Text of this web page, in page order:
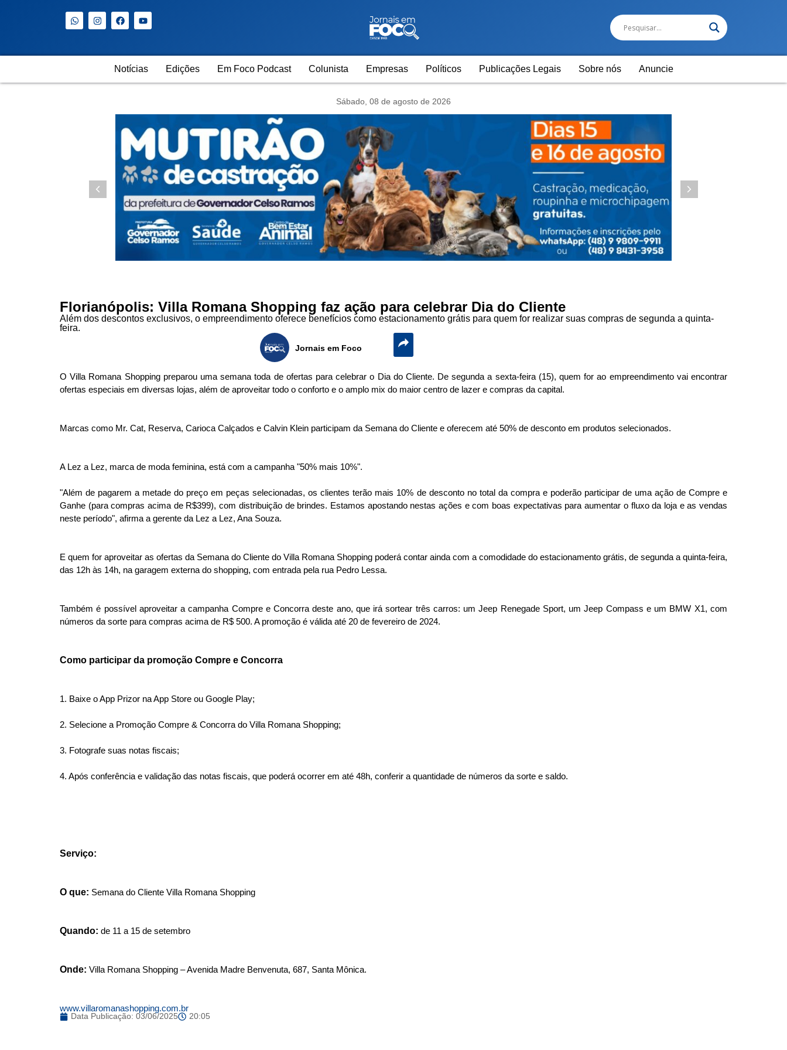
Notícias Edições Em Foco Podcast Colunista Empresas Políticos Publicações Legais Sobre nós Anuncie
Sábado, 08 de agosto de 2026
Florianópolis: Villa Romana Shopping faz ação para celebrar Dia do Cliente
Além dos descontos exclusivos, o empreendimento oferece benefícios como estacionamento grátis para quem for realizar suas compras de segunda a quinta-
feira.
Jornais em Foco
O Villa Romana Shopping preparou uma semana toda de ofertas para celebrar o Dia do Cliente. De segunda a sexta-feira (15), quem for ao empreendimento vai encontrar
ofertas especiais em diversas lojas, além de aproveitar todo o conforto e o amplo mix do maior centro de lazer e compras da capital.
Marcas como Mr. Cat, Reserva, Carioca Calçados e Calvin Klein participam da Semana do Cliente e oferecem até 50% de desconto em produtos selecionados.
A Lez a Lez, marca de moda feminina, está com a campanha "50% mais 10%".
"Além de pagarem a metade do preço em peças selecionadas, os clientes terão mais 10% de desconto no total da compra e poderão participar de uma ação de Compre e
Ganhe (para compras acima de R$399), com distribuição de brindes. Estamos apostando nestas ações e com boas expectativas para aumentar o fluxo da loja e as vendas
neste período", afirma a gerente da Lez a Lez, Ana Souza.
E quem for aproveitar as ofertas da Semana do Cliente do Villa Romana Shopping poderá contar ainda com a comodidade do estacionamento grátis, de segunda a quinta-feira,
das 12h às 14h, na garagem externa do shopping, com entrada pela rua Pedro Lessa.
Também é possível aproveitar a campanha Compre e Concorra deste ano, que irá sortear três carros: um Jeep Renegade Sport, um Jeep Compass e um BMW X1, com
números da sorte para compras acima de R$ 500. A promoção é válida até 20 de fevereiro de 2024.
Como participar da promoção Compre e Concorra
1. Baixe o App Prizor na App Store ou Google Play;
2. Selecione a Promoção Compre & Concorra do Villa Romana Shopping;
3. Fotografe suas notas fiscais;
4. Após conferência e validação das notas fiscais, que poderá ocorrer em até 48h, conferir a quantidade de números da sorte e saldo.
Serviço:
O que: Semana do Cliente Villa Romana Shopping
Quando: de 11 a 15 de setembro
Onde: Villa Romana Shopping – Avenida Madre Benvenuta, 687, Santa Mônica.
www.villaromanashopping.com.br
Data Publicação: 03/06/2025 20:05